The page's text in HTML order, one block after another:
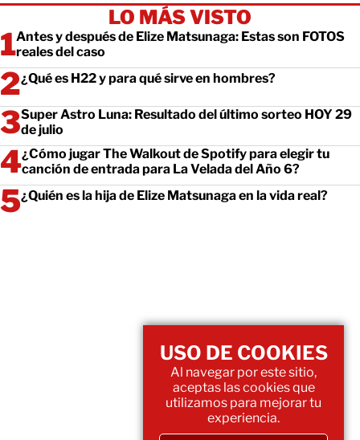
LO MÁS VISTO
Antes y después de Elize Matsunaga: Estas son FOTOS
reales del caso
¿Qué es H22 y para qué sirve en hombres?
Super Astro Luna: Resultado del último sorteo HOY 29
de julio
¿Cómo jugar The Walkout de Spotify para elegir tu
canción de entrada para La Velada del Año 6?
¿Quién es la hija de Elize Matsunaga en la vida real?
USO DE COOKIES
Al navegar por este sitio,
aceptas las cookies que
utilizamos para mejorar tu
experiencia.